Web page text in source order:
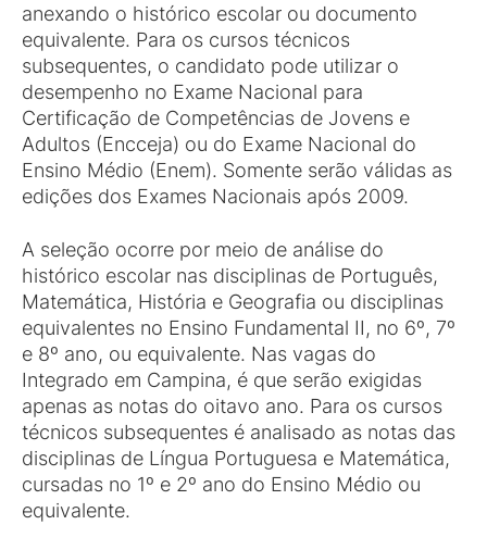
anexando o histórico escolar ou documento
equivalente. Para os cursos técnicos
subsequentes, o candidato pode utilizar o
desempenho no Exame Nacional para
Certificação de Competências de Jovens e
Adultos (Encceja) ou do Exame Nacional do
Ensino Médio (Enem). Somente serão válidas as
edições dos Exames Nacionais após 2009.
A seleção ocorre por meio de análise do
histórico escolar nas disciplinas de Português,
Matemática, História e Geografia ou disciplinas
equivalentes no Ensino Fundamental II, no 6º, 7º
e 8º ano, ou equivalente. Nas vagas do
Integrado em Campina, é que serão exigidas
apenas as notas do oitavo ano. Para os cursos
técnicos subsequentes é analisado as notas das
disciplinas de Língua Portuguesa e Matemática,
cursadas no 1º e 2º ano do Ensino Médio ou
equivalente.